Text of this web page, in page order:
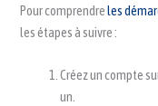
Pour comprendreles
les étapes à suivre :
Créez un compte
un.